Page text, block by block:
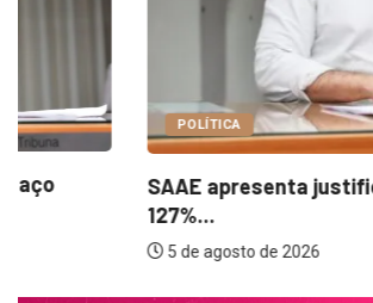
POLÍTICA
SAAE apresenta justificativas para
5 de agosto de 2026